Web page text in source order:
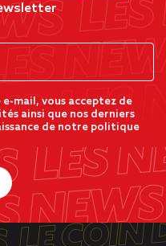
mail, vous acceptez de
ainsi que nos derniers
de notre politique